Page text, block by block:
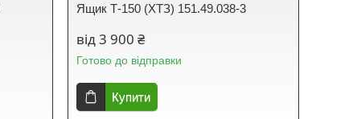
Ящик Т-150 (ХТЗ) 151.49.038-3
від 3 900 ₴
Готово до відправки
Купити